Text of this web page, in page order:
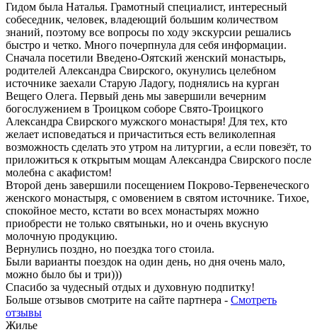
Гидом была Наталья. Грамотный специалист, интересный
собеседник, человек, владеющий большим количеством
знаний, поэтому все вопросы по ходу экскурсии решались
быстро и четко. Много почерпнула для себя информации.
Сначала посетили Введено-Оятский женский монастырь,
родителей Александра Свирского, окунулись целебном
источнике заехали Старую Ладогу, поднялись на курган
Вещего Олега. Первый день мы завершили вечерним
богослужением в Троицком соборе Свято-Троицкого
Александра Свирского мужского монастыря! Для тех, кто
желает исповедаться и причаститься есть великолепная
возможность сделать это утром на литургии, а если повезёт, то
приложиться к открытым мощам Александра Свирского после
молебна с акафистом!
Второй день завершили посещением Покрово-Тервенеческого
женского монастыря, с омовением в святом источнике. Тихое,
спокойное место, кстати во всех монастырях можно
приобрести не только святыньки, но и очень вкусную
молочную продукцию.
Вернулись поздно, но поездка того стоила.
Были варианты поездок на один день, но дня очень мало,
можно было бы и три)))
Спасибо за чудесный отдых и духовную подпитку!
Больше отзывов смотрите на сайте партнера - Смотреть
отзывы
Жилье